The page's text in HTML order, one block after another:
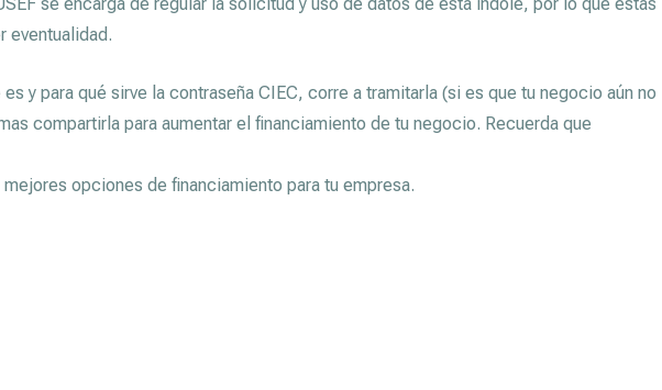
eventualidad.
y para qué sirve la contraseña CIEC, corre a tramitarla (si es que tu negocio aún no
compartirla para aumentar el financiamiento de tu negocio. Recuerda que
opciones de financiamiento para tu empresa.